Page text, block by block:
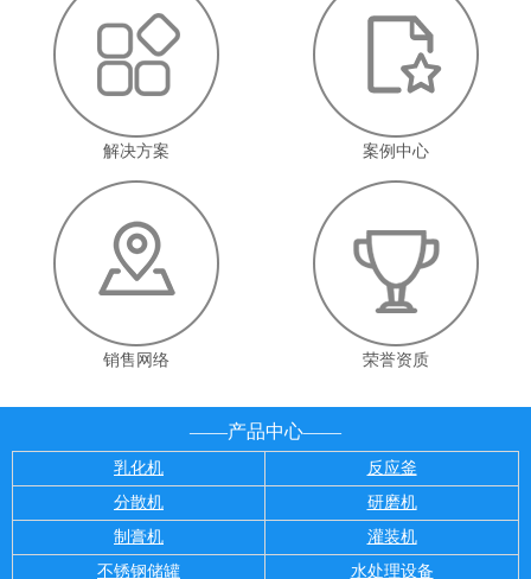
解决方案 案例中心
销售网络 荣誉资质
——产品中心——
乳化机
反应釜
分散机
研磨机
制膏机
灌装机
不锈钢储罐
水处理设备